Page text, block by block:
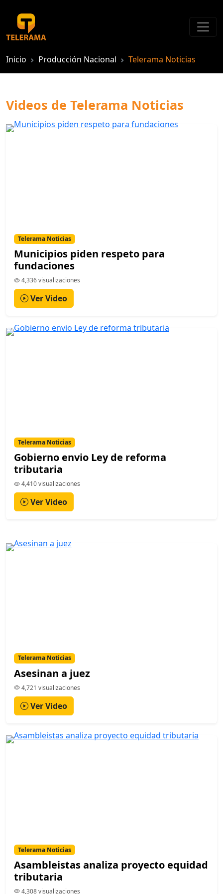
Inicio Producción Nacional Telerama Noticias
Videos de Telerama Noticias
Telerama Noticias
Municipios piden respeto para
fundaciones
4,336 visualizaciones
Ver Video
Telerama Noticias
Gobierno envio Ley de reforma
tributaria
4,410 visualizaciones
Ver Video
Telerama Noticias
Asesinan a juez
4,721 visualizaciones
Ver Video
Telerama Noticias
Asambleistas analiza proyecto equidad
tributaria
4,308 visualizaciones